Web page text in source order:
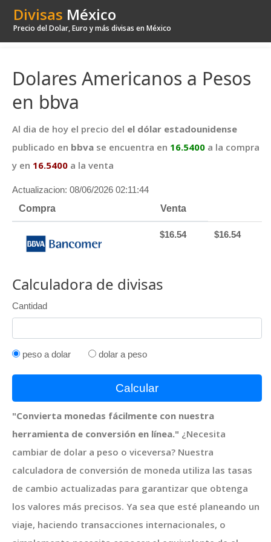
Divisas México
Precio del Dolar, Euro y más divisas en México
Dolares Americanos a Pesos
en bbva
Al dia de hoy el precio del el dólar estadounidense
publicado en bbva se encuentra en 16.5400 a la compra
y en 16.5400 a la venta
Actualizacion: 08/06/2026 02:11:44
Compra
Venta
$16.54 $16.54
Calculadora de divisas
Cantidad
peso a dolar dolar a peso
Calcular
"Convierta monedas fácilmente con nuestra
herramienta de conversión en línea." ¿Necesita
cambiar de dolar a peso o viceversa? Nuestra
calculadora de conversión de moneda utiliza las tasas
de cambio actualizadas para garantizar que obtenga
los valores más precisos. Ya sea que esté planeando un
viaje, haciendo transacciones internacionales, o